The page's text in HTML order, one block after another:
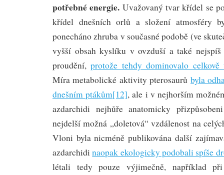
potřebné energie. Uvažovaný tvar křídel se
křídel dnešních orlů a složení atmosféry
ponecháno zhruba v současné podobě (ve
vyšší obsah kyslíku v ovzduší a také
proudění,protože tehdy dominovalo celkově
Míra metabolické aktivity pterosaurů byla
dnešním ptákům[12], ale i v nejhorším
azdarchidi nejhůře anatomicky
nejdelší možná „doletová“ vzdálenost na
Vloni byla nicméně publikována další
azdarchidinaopak ekologicky podobali spíše
létali tedy pouze výjimečně, například